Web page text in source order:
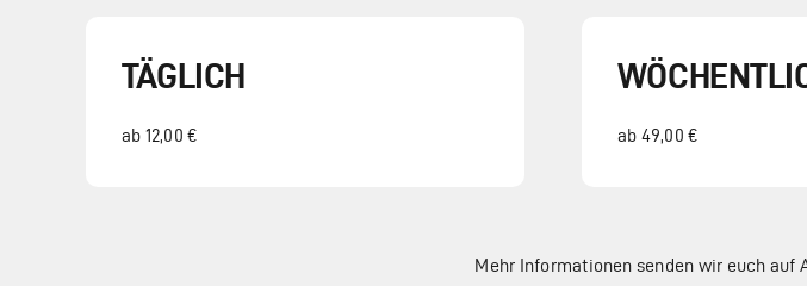
TÄGLICH
ab 12,00 € ab 49,00 €
Mehr Informationen senden wir euch auf